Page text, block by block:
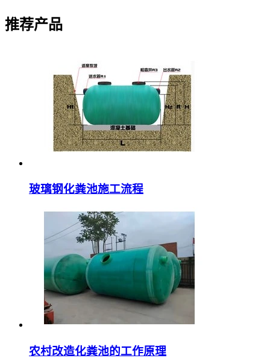
推荐产品
玻璃钢化粪池施工流程
农村改造化粪池的工作原理